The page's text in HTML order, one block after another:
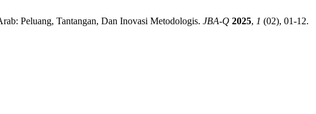
Peluang, Tantangan, Dan Inovasi Metodologis. JBA-Q 2025, 1 (02), 01-12.